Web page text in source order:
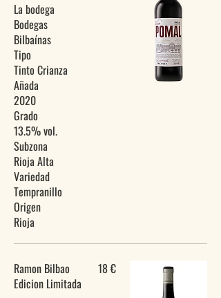
La bodega
Bodegas
Bilbaínas
Tipo
Tinto Crianza
Añada
2020
Grado
13.5% vol.
Subzona
Rioja Alta
Variedad
Tempranillo
Origen
Rioja
Ramon Bilbao
Edicion Limitada
18 €